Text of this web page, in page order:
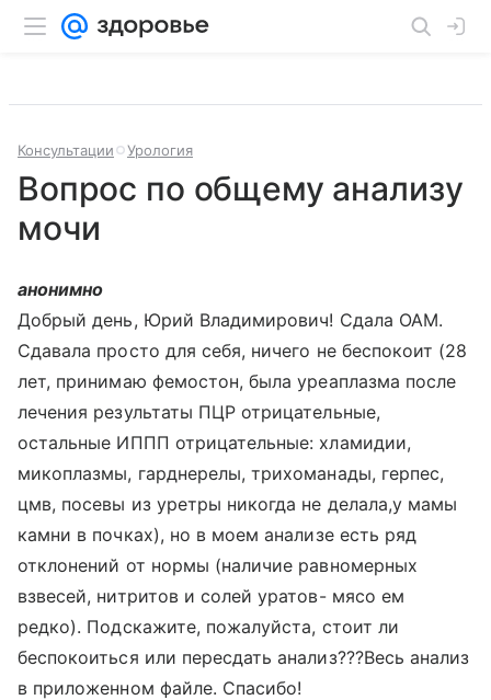
Консультации Урология
Вопрос по общему анализу
мочи
анонимно
Добрый день, Юрий Владимирович! Сдала ОАМ.
Сдавала просто для себя, ничего не беспокоит (28
лет, принимаю фемостон, была уреаплазма после
лечения результаты ПЦР отрицательные,
остальные ИППП отрицательные: хламидии,
микоплазмы, гарднерелы, трихоманады, герпес,
цмв, посевы из уретры никогда не делала,у мамы
камни в почках), но в моем анализе есть ряд
отклонений от нормы (наличие равномерных
взвесей, нитритов и солей уратов- мясо ем
редко). Подскажите, пожалуйста, стоит ли
беспокоиться или пересдать анализ???Весь анализ
в приложенном файле. Спасибо!